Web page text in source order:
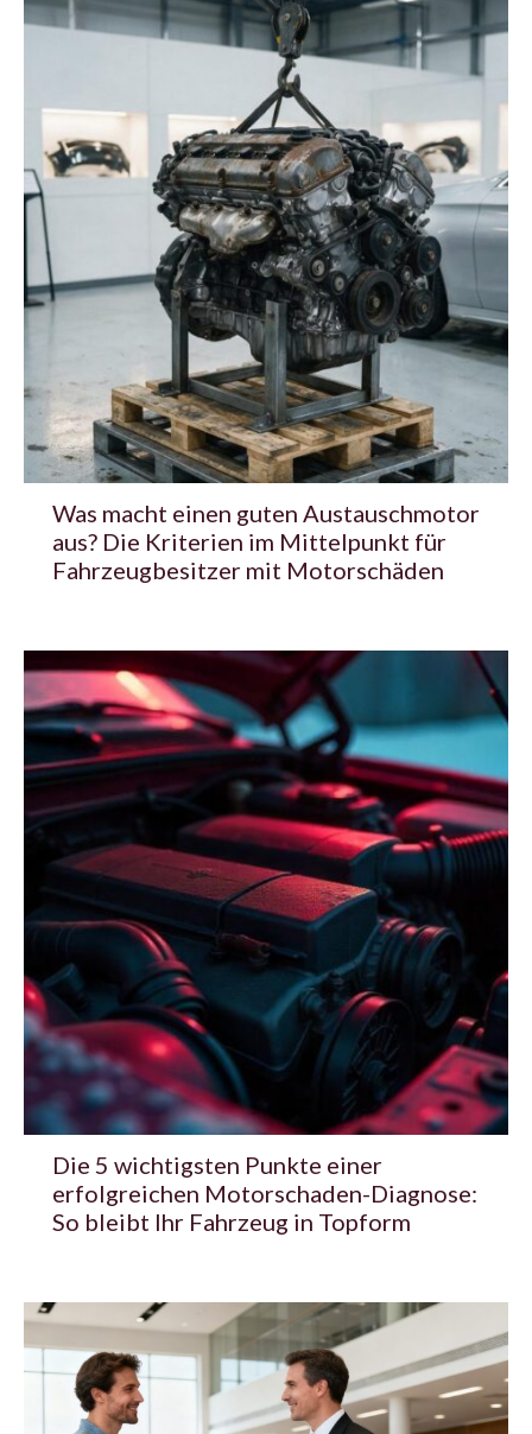
Was macht einen guten Austauschmotor
aus? Die Kriterien im Mittelpunkt für
Fahrzeugbesitzer mit Motorschäden
Die 5 wichtigsten Punkte einer
erfolgreichen Motorschaden-Diagnose:
So bleibt Ihr Fahrzeug in Topform